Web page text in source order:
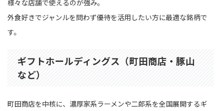
様々な店舗で使えるのが強み。
外食好きでジャンルを問わず優待を活用したい方に最適な銘柄で
す。
ギフトホールディングス（町田商店・豚山
など）
町田商店を中核に、濃厚家系ラーメンや二郎系を全国展開するギ